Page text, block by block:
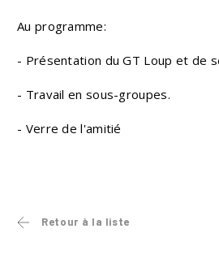
Au programme:
- Présentation du GT Loup et de
- Travail en sous-groupes.
- Verre de l'amitié
Retour à la liste